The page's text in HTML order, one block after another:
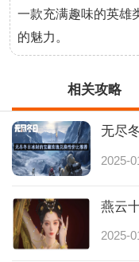
一款充满趣味的英雄
的魅力。
相关攻略
无尽
2025-
燕云
2025-